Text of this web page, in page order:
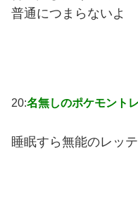
普通につまらないよ
20:名無しのポケモント
睡眠すら無能のレッ